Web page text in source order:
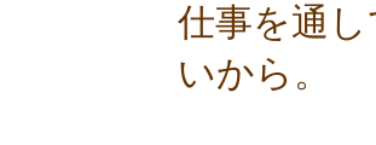
仕事を通
いから。